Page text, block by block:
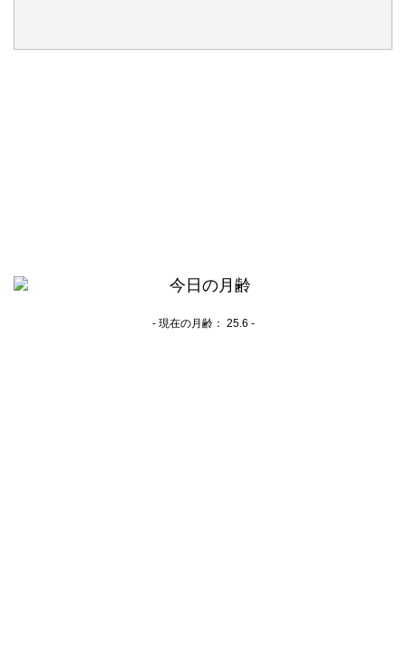
- 現在の月齢： 25.6 -